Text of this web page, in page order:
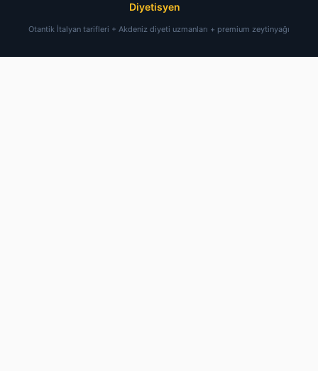
Diyetisyen
Otantik İtalyan tarifleri + Akdeniz diyeti uzmanları + premium zeytinyağı